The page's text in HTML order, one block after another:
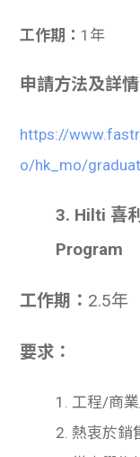
工作期： 1年
申請方法及詳情
https://
o/hk_mo/
3. Hilti 喜
Program
工作期： 2.5年
要求：
1. 工程/商
2. 熱衷於銷